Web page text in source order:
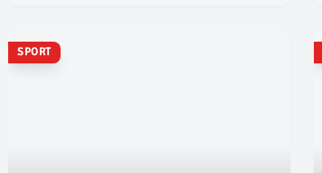
SPORT